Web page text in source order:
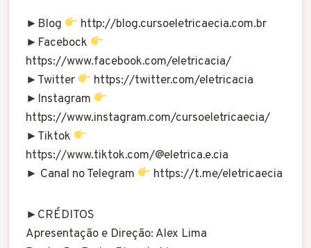
►Blog
http://blog.cursoeletricaecia.com.br
►Facebock
https://www.facebook.com/eletricacia/
►Twitter
https://twitter.com/eletricacia
►Instagram
https://www.instagram.com/cursoeletricaecia/
►Tiktok
https://www.tiktok.com/@eletrica.e.cia
► Canal no Telegram
https://t.me/eletricaecia
►CRÉDITOS
Apresentação e Direção: Alex Lima